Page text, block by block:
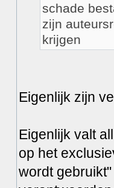
schade
zijn
krijgen
Eigenlijk zijn
Eigenlijk valt
op het
wordt